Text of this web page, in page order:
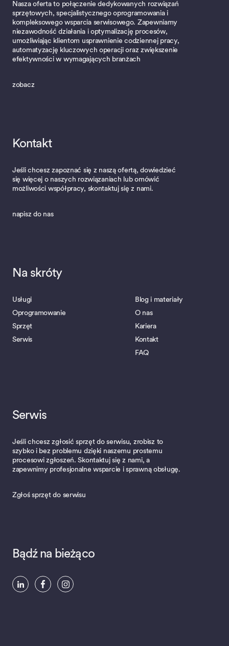
Nasza oferta to połączenie dedykowanych rozwiązań
sprzętowych, specjalistycznego oprogramowania i
kompleksowego wsparcia serwisowego. Zapewniamy
niezawodność działania i optymalizację procesów,
umożliwiając klientom usprawnienie codziennej pracy,
automatyzację kluczowych operacji oraz zwiększenie
efektywności w wymagających branżach
zobacz
Kontakt
Jeśli chcesz zapoznać się z naszą ofertą, dowiedzieć
się więcej o naszych rozwiązaniach lub omówić
możliwości współpracy, skontaktuj się z nami.
napisz do nas
Na skróty
Usługi
Oprogramowanie
Sprzęt
Serwis
Blog i materiały
O nas
Kariera
Kontakt
FAQ
Serwis
Jeśli chcesz zgłosić sprzęt do serwisu, zrobisz to
szybko i bez problemu dzięki naszemu prostemu
procesowi zgłoszeń. Skontaktuj się z nami, a
zapewnimy profesjonalne wsparcie i sprawną obsługę.
Zgłoś sprzęt do serwisu
Bądź na bieżąco